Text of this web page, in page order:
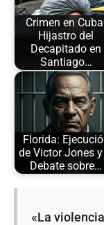
Crimen en
Hijastro del
Decapitado en
Santiago…
Florida:
de Victor Jones y
Debate sobre…
«La